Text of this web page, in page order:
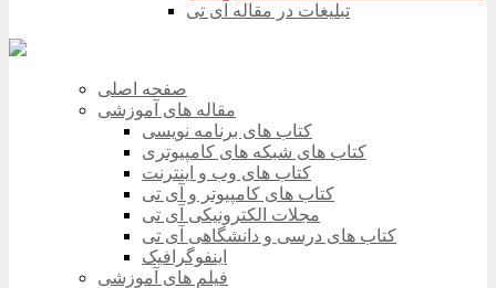
تبلیغات در مقاله آی تی
صفحه اصلی
مقاله های آموزشی
کتاب های برنامه نویسی
کتاب های شبکه های کامپیوتری
کتاب های وب و اینترنت
کتاب های کامپیوتر و آی تی
مجلات الکترونیکی آی تی
کتاب های درسی و دانشگاهی آی تی
اینفوگرافیک
فیلم های آموزشی